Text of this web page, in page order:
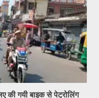
की गयी बाइक से पेट्रोलिंग